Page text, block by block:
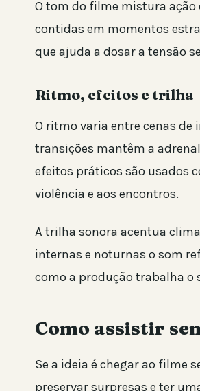
O tom do filme mistura
contidas em momentos
que ajuda a dosar a tensão
Ritmo, efeitos e trilha
O ritmo varia entre cenas de
transições mantêm a
efeitos práticos são usados
violência e aos encontros.
A trilha sonora acentua
internas e noturnas o som
como a produção trabalha o
Como assistir
Se a ideia é chegar ao filme
preservar surpresas e ter